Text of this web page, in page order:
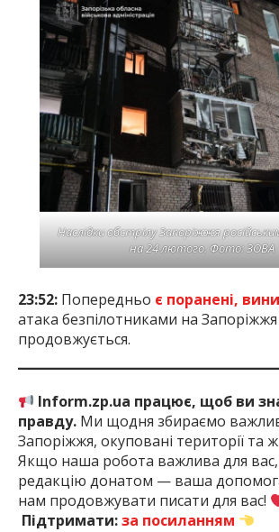
Наслідки обстрілу Запоріжжя
на 24 лютого. Фото: ЗОВА
23:52: Попередньо є поранені,
атака безпілотниками на Запоріжжя
продовжується.
Inform.zp.ua працює, щоб ви
правду. Ми щодня збираємо
Запоріжжя, окуповані території та
Якщо наша робота важлива для
редакцію донатом — ваша
нам продовжувати писати для вас!
Підтримати:за посиланням